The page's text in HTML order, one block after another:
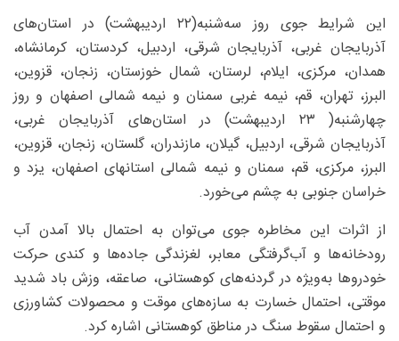
این شرایط جوی روز سه‌شنبه(۲۲ اردیبهشت) در استان‌های
آذربایجان غربی، آذربایجان شرقی، اردبیل، کردستان، کرمانشاه،
همدان، مرکزی، ایلام، لرستان، شمال خوزستان، زنجان، قزوین،
البرز، تهران، قم، نیمه غربی سمنان و نیمه شمالی اصفهان و روز
چهارشنبه( ۲۳ اردیبهشت) در استان‌های آذربایجان غربی،
آذربایجان شرقی، اردبیل، گیلان، مازندران، گلستان، زنجان، قزوین،
البرز، مرکزی، قم، سمنان و نیمه شمالی استانهای اصفهان، یزد و
خراسان جنوبی به چشم می‌خورد.
از اثرات این مخاطره جوی می‌توان به احتمال بالا آمدن آب
رودخانه‌ها و آب‌گرفتگی معابر، لغزندگی جاده‌ها و کندی حرکت
خودروها به‌ویژه در گردنه‌های کوهستانی، صاعقه، وزش باد شدید
موقتی، احتمال خسارت به سازه‌های موقت و محصولات کشاورزی
و احتمال سقوط سنگ در مناطق کوهستانی اشاره کرد.